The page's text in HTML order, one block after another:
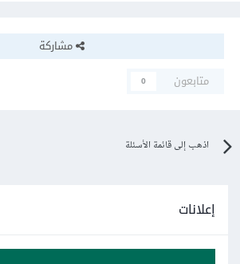
مشاركة
متابعون
0
اذهب إلى قائمة الأسئلة
إعلانات